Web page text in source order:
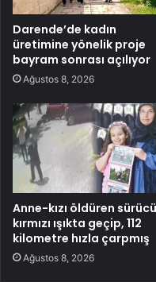
Darende’de kadın
üretimine yönelik proje
bayram sonrası açılıyor
Ağustos 8, 2026
Anne-kızı öldüren sürücü
kırmızı ışıkta geçip, 112
kilometre hızla çarpmış
Ağustos 8, 2026